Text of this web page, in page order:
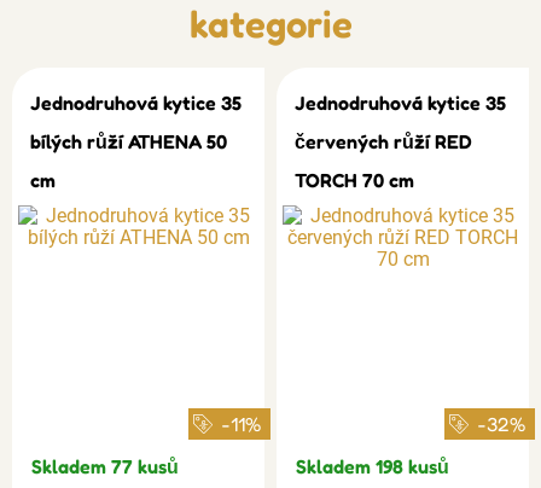
kategorie
Jednodruhová kytice 35
bílých růží ATHENA 50
cm
-11%
Skladem 77 kusů
Jednodruhová kytice 35
červených růží RED
TORCH 70 cm
-32%
Skladem 198 kusů